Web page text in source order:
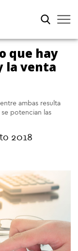
que hay
la venta
ambas resulta
potencian las
2018